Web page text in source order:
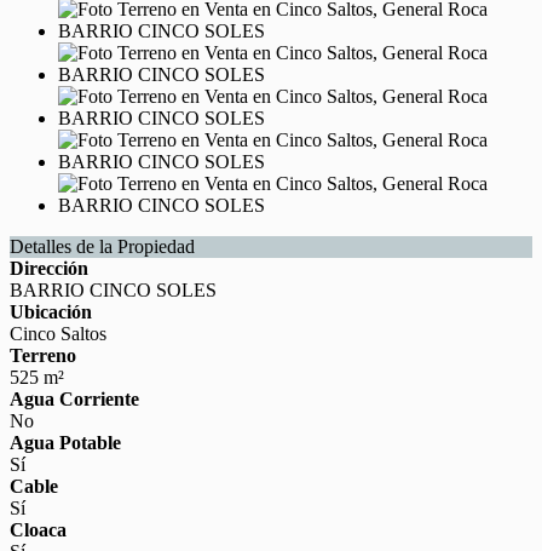
Detalles de la Propiedad
Dirección
BARRIO CINCO SOLES
Ubicación
Cinco Saltos
Terreno
525 m²
Agua Corriente
No
Agua Potable
Sí
Cable
Sí
Cloaca